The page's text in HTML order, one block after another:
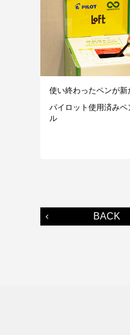
使い終わったペンが新
パイロット使用済みペ
ル
BACK